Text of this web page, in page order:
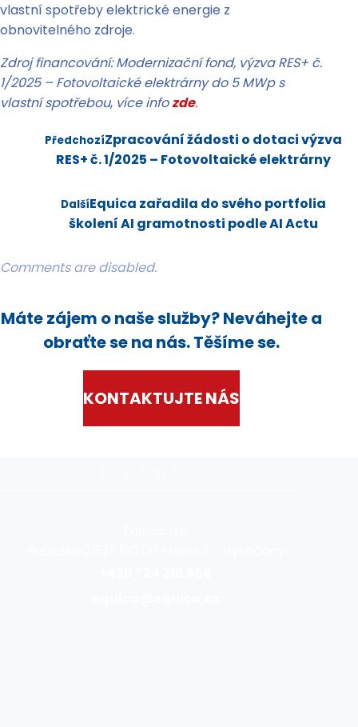
vlastní spotřeby elektrické energie z
obnovitelného zdroje.
Zdroj financování: Modernizační fond, výzva RES+ č.
1/2025 – Fotovoltaické elektrárny do 5 MWp s
vlastní spotřebou, více infozde.
PředchozíZpracování žádosti o dotaci výzva
RES+ č. 1/2025 – Fotovoltaické elektrárny
DalšíEquica zařadila do svého portfolia
školení AI gramotnosti podle AI Actu
Comments are disabled.
Máte zájem o naše služby? Neváhejte a
obraťte se na nás. Těšíme se.
KONTAKTUJTE NÁS